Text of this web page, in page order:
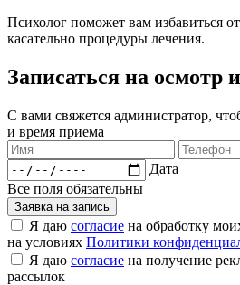
Психолог поможет вам избавиться
касательно процедуры лечения.
Записаться на осмотр
С вами свяжется администратор,
и время приема​
Дата
Все поля обязательны
Заявка на запись
Я даю согласие на обработку
на условиях Политики
Я даю согласие на получение
рассылок